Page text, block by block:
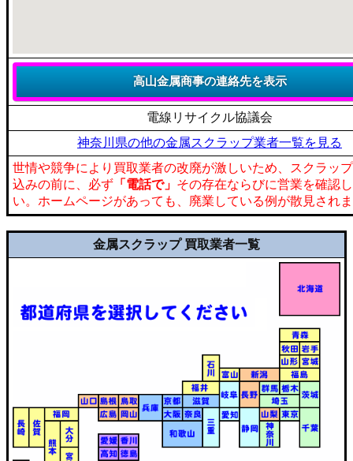
電線リサイクル協議会
神奈川県の他の金属スクラップ業者一覧を見る
世情や競争により買取業者の改廃が激しいため、スクラッ
込みの前に、必ず 「電話で」 その存在ならびに営業を確認
い。ホームページがあっても、廃業している例が散見され
金属スクラップ 買取業者一覧